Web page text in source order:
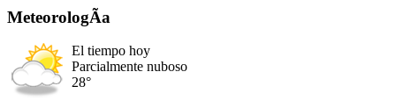
MeteorologÃ­a
El tiempo hoy
Parcialmente nuboso
28°